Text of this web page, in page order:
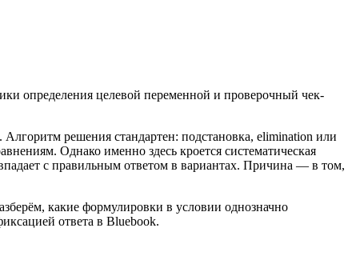
определения целевой переменной и проверочный чек-
решения стандартен: подстановка, elimination или
Однако именно здесь кроется систематическая
с правильным ответом в вариантах. Причина — в том,
какие формулировки в условии однозначно
ответа в Bluebook.